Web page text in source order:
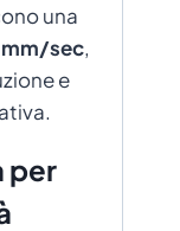
una
mm/sec,
e
per